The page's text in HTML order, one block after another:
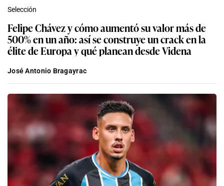
Selección
Felipe Chávez y cómo aumentó su valor más de
500% en un año: así se construye un crack en la
élite de Europa y qué planean desde Videna
José Antonio Bragayrac